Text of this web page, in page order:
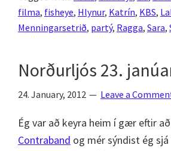
&
partý
filma, fisheye, Hlynur, Katrín, KBS,
Menningarsetrið, partý, Ragga, Sara,
Norðurljós 23.
24. January, 2012 Leave a
Ég var að keyra heim í gær eftir
Contraband og mér sýndist ég